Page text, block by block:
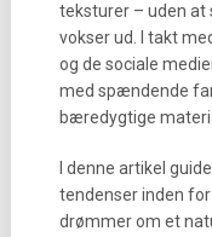
teksturer – uden at
vokser ud. I takt
og de sociale
med spændende
bæredygtige
I denne artikel
tendenser inden
drømmer om et